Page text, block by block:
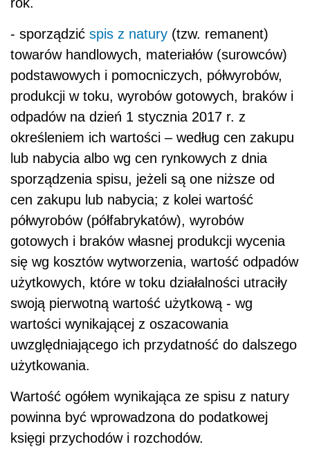
- sporządzić spis z natury (tzw. remanent)
towarów handlowych, materiałów (surowców)
podstawowych i pomocniczych, półwyrobów,
produkcji w toku, wyrobów gotowych, braków i
odpadów na dzień 1 stycznia 2017 r. z
określeniem ich wartości – według cen zakupu
lub nabycia albo wg cen rynkowych z dnia
sporządzenia spisu, jeżeli są one niższe od
cen zakupu lub nabycia; z kolei wartość
półwyrobów (półfabrykatów), wyrobów
gotowych i braków własnej produkcji wycenia
się wg kosztów wytworzenia, wartość odpadów
użytkowych, które w toku działalności utraciły
swoją pierwotną wartość użytkową - wg
wartości wynikającej z oszacowania
uwzględniającego ich przydatność do dalszego
użytkowania.
Wartość ogółem wynikająca ze spisu z natury
powinna być wprowadzona do podatkowej
księgi przychodów i rozchodów.